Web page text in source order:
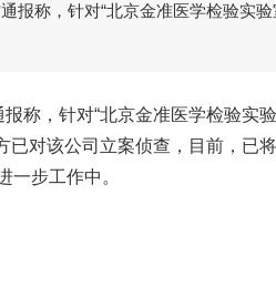
称，针对“北京金准医学检验实验
称， 针对“北京金准医学检验实
已对该公司立案侦查 ，目前，已
一步工作中。